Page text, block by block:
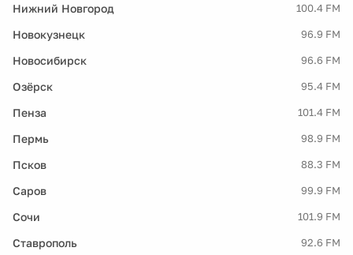
Нижний Новгород 100.4 FM
Новокузнецк 96.9 FM
Новосибирск 96.6 FM
Озёрск 95.4 FM
Пенза 101.4 FM
Пермь 98.9 FM
Псков 88.3 FM
Саров 99.9 FM
Сочи 101.9 FM
Ставрополь 92.6 FM